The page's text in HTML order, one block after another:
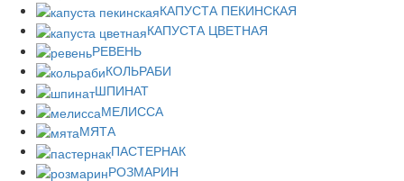
КАПУСТА ПЕКИНСКАЯ
КАПУСТА ЦВЕТНАЯ
РЕВЕНЬ
КОЛЬРАБИ
ШПИНАТ
МЕЛИССА
МЯТА
ПАСТЕРНАК
РОЗМАРИН